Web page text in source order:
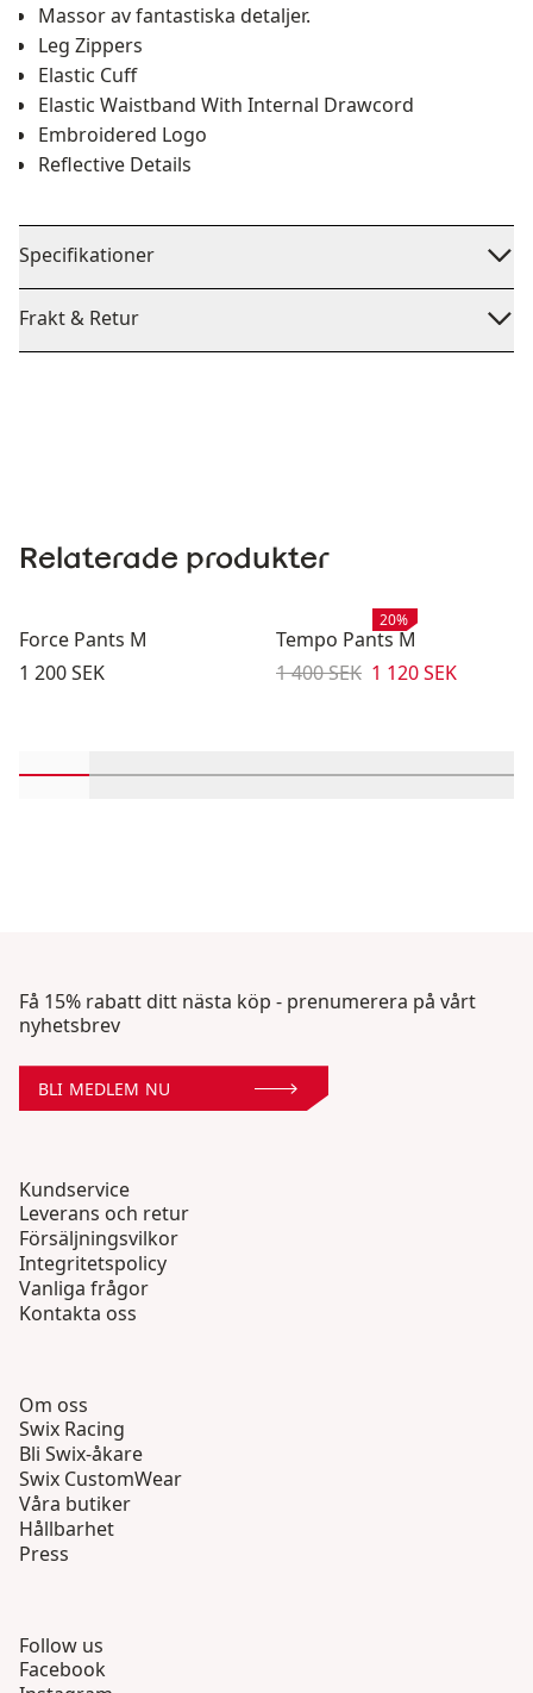
Massor av fantastiska detaljer.
Leg Zippers
Elastic Cuff
Elastic Waistband With Internal Drawcord
Embroidered Logo
Reflective Details
Specifikationer
Frakt & Retur
Relaterade produkter
Force Pants M
Pris:
1 200 SEK
Rea:
20%
Tempo Pants M
Originalpris:
1 400 SEK Reapris:
1 120 SEK
Få 15% rabatt ditt nästa köp - prenumerera på vårt
nyhetsbrev
BLI MEDLEM NU
Kundservice
Leverans och retur
Försäljningsvilkor
Integritetspolicy
Vanliga frågor
Kontakta oss
Om oss
Swix Racing
Bli Swix-åkare
Swix CustomWear
Våra butiker
Hållbarhet
Press
Follow us
Facebook